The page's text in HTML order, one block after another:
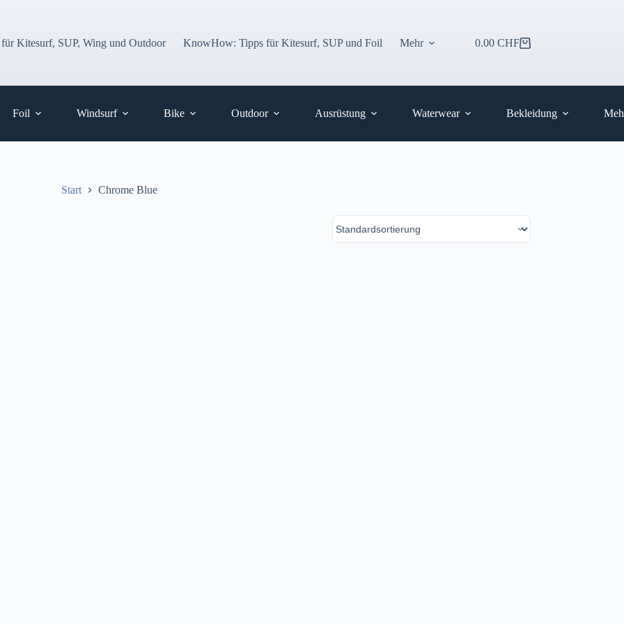
für Kitesurf, SUP, Wing und Outdoor
KnowHow: Tipps für Kitesurf, SUP und Foil Mehr Warenkorb
0.00 CHF
Foil Windsurf Bike Outdoor Ausrüstung Waterwear Bekleidung
Start Chrome Blue